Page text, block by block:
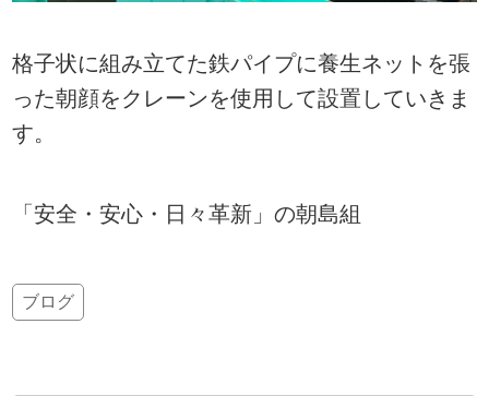
格子状に組み立てた鉄パイプに養生ネットを張
った朝顔をクレーンを使用して設置していきま
す。
「安全・安心・日々革新」の朝島組
ブログ